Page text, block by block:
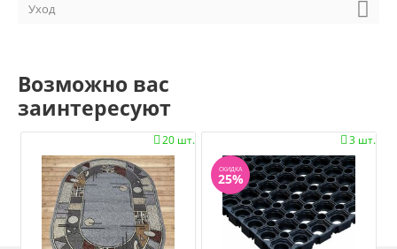
Уход
Возможно вас
заинтересуют
20 шт.
 3 шт.

СКИДКА
25%